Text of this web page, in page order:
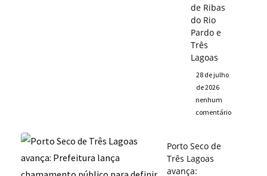
de Ribas
do Rio
Pardo e
Três
Lagoas
28 de julho
de 2026
nenhum
comentário
Porto Seco de
Três Lagoas
avança: